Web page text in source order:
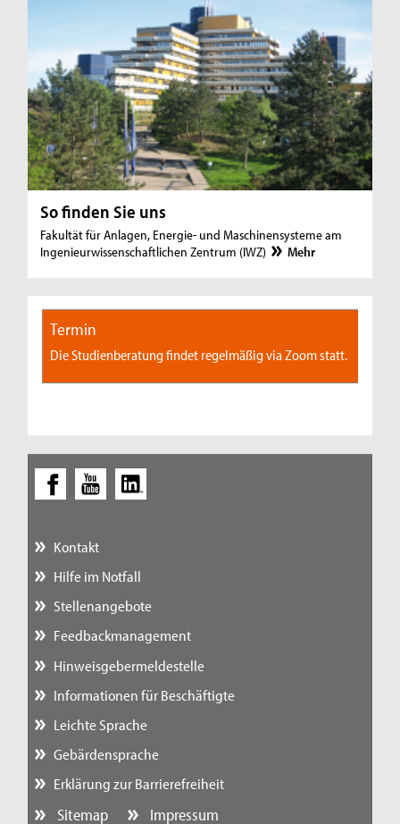
So finden Sie uns
Fakultät für Anlagen, Energie- und Maschinensysteme am
Ingenieurwissenschaftlichen Zentrum (IWZ)
Mehr
Termin
Die Studienberatung findet regelmäßig via Zoom statt.
Kontakt
Hilfe im Notfall
Stellenangebote
Feedbackmanagement
Hinweisgebermeldestelle
Informationen für Beschäftigte
Leichte Sprache
Gebärdensprache
Erklärung zur Barrierefreiheit
Sitemap Impressum